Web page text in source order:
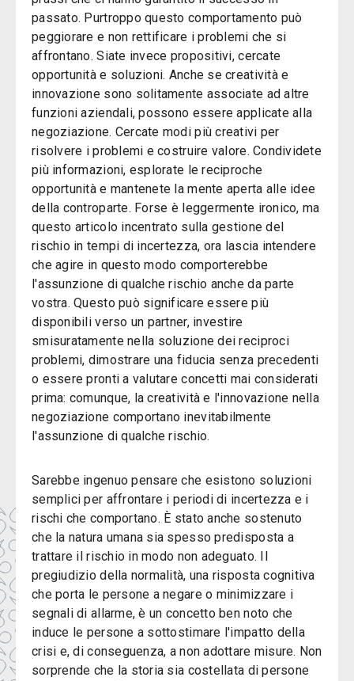
passato. Purtroppo questo comportamento può
peggiorare e non rettificare i problemi che si
affrontano. Siate invece propositivi, cercate
opportunità e soluzioni. Anche se creatività e
innovazione sono solitamente associate ad altre
funzioni aziendali, possono essere applicate alla
negoziazione. Cercate modi più creativi per
risolvere i problemi e costruire valore. Condividete
più informazioni, esplorate le reciproche
opportunità e mantenete la mente aperta alle idee
della controparte. Forse è leggermente ironico, ma
questo articolo incentrato sulla gestione del
rischio in tempi di incertezza, ora lascia intendere
che agire in questo modo comporterebbe
l'assunzione di qualche rischio anche da parte
vostra. Questo può significare essere più
disponibili verso un partner, investire
smisuratamente nella soluzione dei reciproci
problemi, dimostrare una fiducia senza precedenti
o essere pronti a valutare concetti mai considerati
prima: comunque, la creatività e l'innovazione nella
negoziazione comportano inevitabilmente
l'assunzione di qualche rischio.
Sarebbe ingenuo pensare che esistono soluzioni
semplici per affrontare i periodi di incertezza e i
rischi che comportano. È stato anche sostenuto
che la natura umana sia spesso predisposta a
trattare il rischio in modo non adeguato. Il
pregiudizio della normalità, una risposta cognitiva
che porta le persone a negare o minimizzare i
segnali di allarme, è un concetto ben noto che
induce le persone a sottostimare l'impatto della
crisi e, di conseguenza, a non adottare misure. Non
sorprende che la storia sia costellata di persone